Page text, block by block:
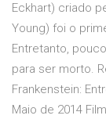
Eckhart) criado
Young) foi o
Entretanto,
para ser morto.
Frankenstein:
Maio de 2014